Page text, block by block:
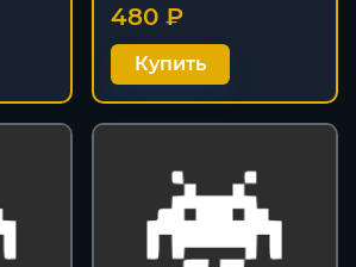
480 ₽
Купить